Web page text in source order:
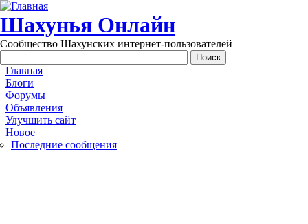
Перейти к основному содержанию
Шахунья Онлайн
Сообщество Шахунских интернет-пользователей
Main menu
Главная
Блоги
Форумы
Объявления
Улучшить сайт
Новое
Последние сообщения